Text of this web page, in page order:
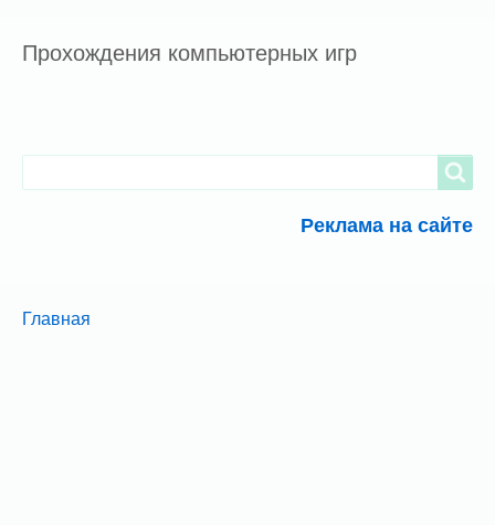
Прохождения компьютерных игр
Реклама на сайте
Breadcrumbs
You
Главная